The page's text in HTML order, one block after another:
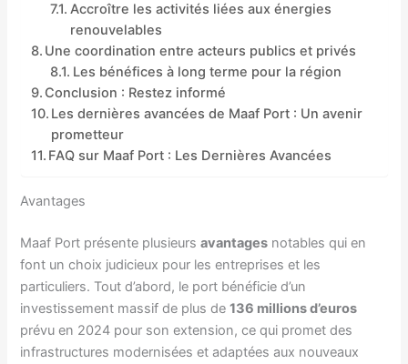
Accroître les activités liées aux énergies
renouvelables
Une coordination entre acteurs publics et privés
Les bénéfices à long terme pour la région
Conclusion : Restez informé
Les dernières avancées de Maaf Port : Un avenir
prometteur
FAQ sur Maaf Port : Les Dernières Avancées
Avantages
Maaf Port présente plusieursavantages notables qui en
font un choix judicieux pour les entreprises et les
particuliers. Tout d’abord, le port bénéficie d’un
investissement massif de plus de136 millions d’euros
prévu en 2024 pour son extension, ce qui promet des
infrastructures modernisées et adaptées aux nouveaux